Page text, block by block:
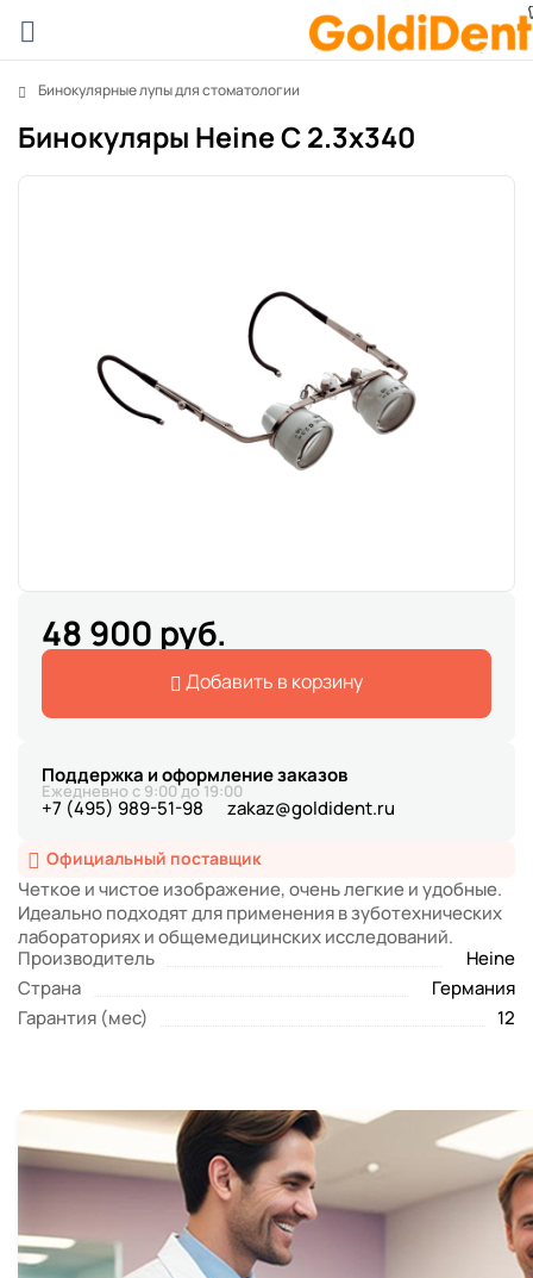
Бинокулярные лупы для стоматологии
Бинокуляры Heine С 2.3x340
Официальный поставщик
Четкое и чистое изображение, очень легкие и удобные.
Идеально подходят для применения в зуботехнических
лабораториях и общемедицинских исследований.
Производитель
Heine
Страна
Германия
Гарантия (мес)
12
48 900 руб.
Добавить в корзину
Поддержка и оформление заказов
Ежедневно с 9:00 до 19:00
+7 (495) 989-51-98 zakaz@goldident.ru